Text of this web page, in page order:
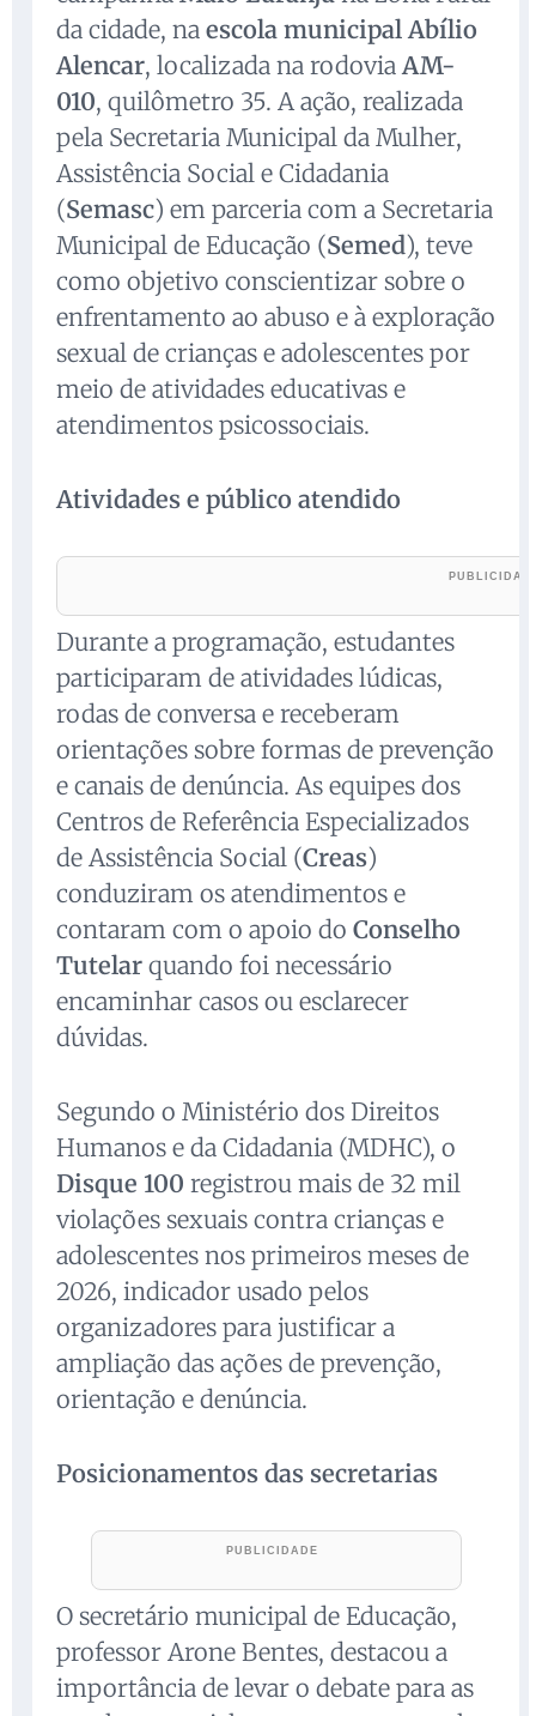
da cidade, na escola municipal Abílio
Alencar, localizada na rodoviaAM-
010, quilômetro 35. A ação, realizada
pela Secretaria Municipal da Mulher,
Assistência Social e Cidadania
(Semasc) em parceria com a Secretaria
Municipal de Educação (Semed), teve
como objetivo conscientizar sobre o
enfrentamento ao abuso e à exploração
sexual de crianças e adolescentes por
meio de atividades educativas e
atendimentos psicossociais.
Atividades e público atendido
Durante a programação, estudantes
participaram de atividades lúdicas,
rodas de conversa e receberam
orientações sobre formas de prevenção
e canais de denúncia. As equipes dos
Centros de Referência Especializados
de Assistência Social (Creas)
conduziram os atendimentos e
contaram com o apoio do Conselho
Tutelar quando foi necessário
encaminhar casos ou esclarecer
dúvidas.
Segundo o Ministério dos Direitos
Humanos e da Cidadania (MDHC), o
Disque 100 registrou mais de 32 mil
violações sexuais contra crianças e
adolescentes nos primeiros meses de
2026, indicador usado pelos
organizadores para justificar a
ampliação das ações de prevenção,
orientação e denúncia.
Posicionamentos das secretarias
O secretário municipal de Educação,
professor Arone Bentes, destacou a
importância de levar o debate para as